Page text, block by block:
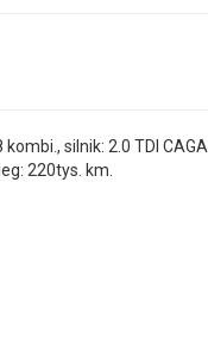
silnik: 2.0 TDI CAGA
220tys. km.